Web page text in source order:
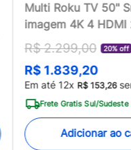
Multi Roku TV 50"
imagem 4K 4 HDMI
compatível com
Home -
[Reembalado]
R$ 2.299,00 20% off
R$ 1.839,20
Em até 12x R$ 153,26
Frete Gratis Sul/Sudeste
Adicionar ao